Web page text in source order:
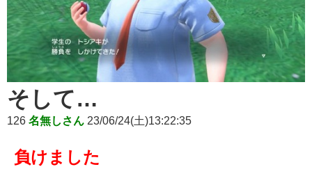
そして…
126 名無しさん 23/06/24(土)13:22:35
負けました